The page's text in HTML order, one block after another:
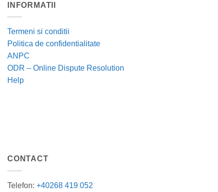
INFORMATII
Termeni si conditii
Politica de confidentialitate
ANPC
ODR – Online Dispute Resolution
Help
CONTACT
Telefon: +40268 419 052